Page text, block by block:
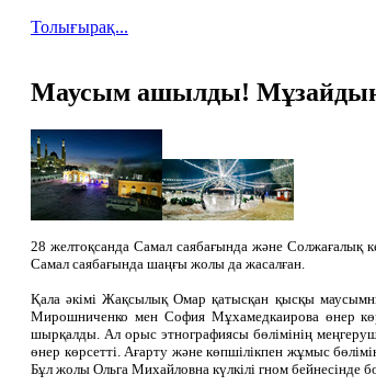
Толығырақ...
Маусым ашылды!
28 желтоқсанда Самал саябағында және
Самал саябағында шаңғы жолы да жасалған.
Қала әкімі Жақсылық Омар қатысқан қысқы
Мирошниченко мен София Мұхамедкаирова өнер
шырқалды. Ал орыс этнографиясы бөлімінің
өнер көрсетті. Ағарту және көпшілікпен жұмыс
Бұл жолы Ольга Михайловна күлкілі гном бейнесінде